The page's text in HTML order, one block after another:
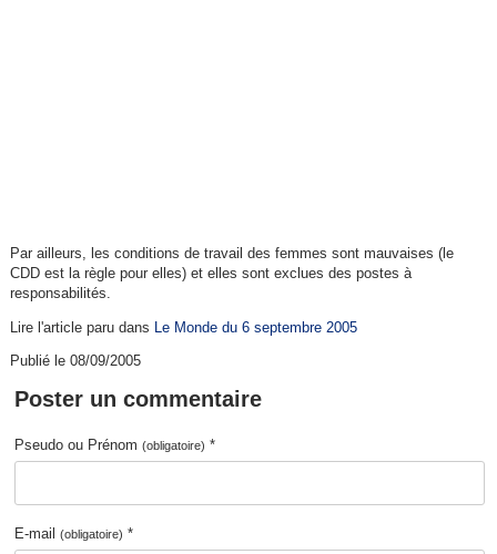
Par ailleurs, les conditions de travail des femmes sont mauvaises (le
CDD est la règle pour elles) et elles sont exclues des postes à
responsabilités.
Lire l'article paru dans Le Monde du 6 septembre 2005
Publié le 08/09/2005
Poster un commentaire
Pseudo ou Prénom(obligatoire) *
E-mail(obligatoire) *